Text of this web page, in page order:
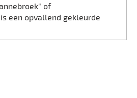
of
een opvallend gekleurde